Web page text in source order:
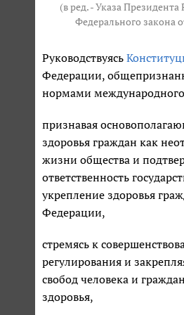
(в ред. - Указа Президента
Федерального закона
Руководствуясь
Федерации,
нормами
признавая
здоровья граждан как
жизни общества и
ответственность
укрепление здоровья
Федерации,
стремясь к
регулирования и
свобод человека и
здоровья,